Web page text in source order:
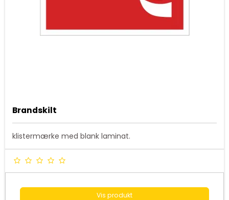
Brandskilt
klistermærke med blank laminat.
Vis produkt